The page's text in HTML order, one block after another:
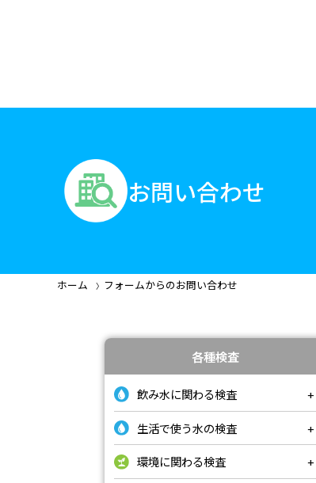
お問い合わせ
ホーム フォームからのお問い合わせ
各種検査
飲み水に関わる検査
生活で使う水の検査
環境に関わる検査